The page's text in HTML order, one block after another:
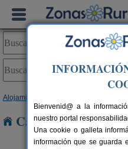
Alojamientos
Casas Rurales
Bienvenid@ a la
nuestro portal
Una cookie o galleta
información que se guarda